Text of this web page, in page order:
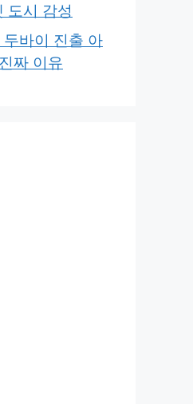
도시 감성
바이 진출 아
짜 이유